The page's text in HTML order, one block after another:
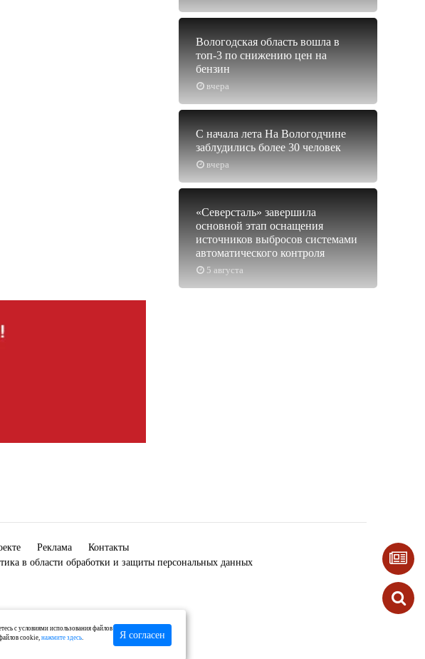
вчера
Вологодская область вошла в
топ-3 по снижению цен на
бензин
вчера
С начала лета На Вологодчине
заблудились более 30 человек
5 августа
«Северсталь» завершила
основной этап оснащения
источников выбросов системами
автоматического контроля
Реклама
Контакты
в области обработки и защиты персональных данных
с условиями использования файлов
cookie, нажмите здесь. Я согласен